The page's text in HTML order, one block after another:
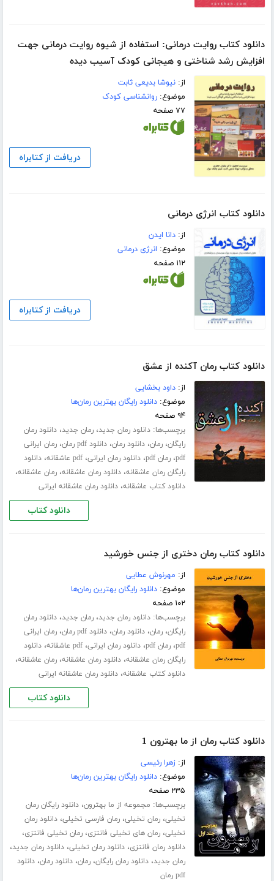
دانلود کتاب روایت درمانی: استفاده از شیوه روایت درمانی جهت
افزایش رشد شناختی و هیجانی کودک آسیب دیده
از:نیوشا بدیعی ثابت
موضوع:روانشناسی کودک
۷۷ صفحه
دریافت از کتابراه
دانلود کتاب انرژی درمانی
از:دانا ایدن
موضوع: انرژی درمانی
۱۱۲ صفحه
دریافت از کتابراه
دانلود کتاب رمان آکنده از عشق
از:داود بخشایی
موضوع:دانلود رایگان بهترین رمان‌ها
۹۴ صفحه
برچسب‌ها:دانلود رمان جدید،رمان جدید،دانلود رمان
رایگان،رمان،دانلود رمان،دانلود pdf رمان ،رمان ایرانی
pdf،رمان pdf ،دانلود رمان ایرانی،pdf عاشقانه ،دانلود
رایگان رمان عاشقانه،دانلود رمان عاشقانه،رمان عاشقانه،
دانلود کتاب عاشقانه،دانلود رمان عاشقانه ایرانی
دانلود کتاب
دانلود کتاب رمان دختری از جنس خورشید
از: مهرنوش عطایی
موضوع:دانلود رایگان بهترین رمان‌ها
۱۰۲ صفحه
برچسب‌ها:دانلود رمان جدید،رمان جدید،دانلود رمان
رایگان،رمان،دانلود رمان،دانلود pdf رمان ،رمان ایرانی
pdf،رمان pdf ،دانلود رمان ایرانی،pdf عاشقانه ،دانلود
رایگان رمان عاشقانه،دانلود رمان عاشقانه،رمان عاشقانه،
دانلود کتاب عاشقانه،دانلود رمان عاشقانه ایرانی
دانلود کتاب
دانلود کتاب رمان از ما بهترون 1
از:زهرا رئیسی
موضوع:دانلود رایگان بهترین رمان‌ها
۲۳۵ صفحه
برچسب‌ها: مجموعه از ما بهترون،دانلود رایگان رمان
تخیلی،رمان تخیلی،رمان فارسی تخیلی،دانلود رمان
تخیلی،رمان های تخیلی فانتزی،رمان تخیلی فانتزی،
دانلود رمان فانتزی،دانلود رمان تخیلی،دانلود رمان جدید،
رمان جدید،دانلود رمان رایگان،رمان،دانلود رمان،دانلود
pdf رمان